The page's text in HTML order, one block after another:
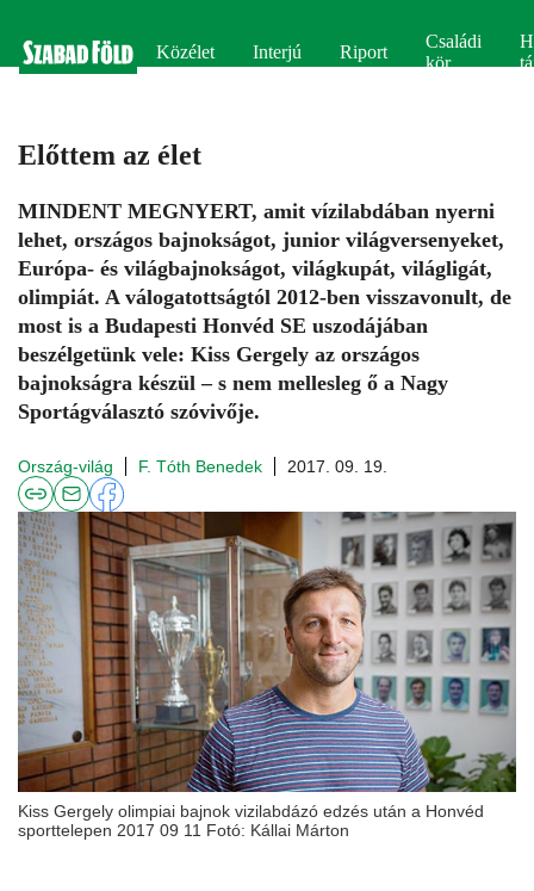
Közélet Interjú Riport
Családi
kör
Előttem az élet
MINDENT MEGNYERT, amit vízilabdában nyerni
lehet, országos bajnokságot, junior világversenyeket,
Európa- és világbajnokságot, világkupát, világligát,
olimpiát. A válogatottságtól 2012-ben visszavonult, de
most is a Budapesti Honvéd SE uszodájában
beszélgetünk vele: Kiss Gergely az országos
bajnokságra készül – s nem mellesleg ő a Nagy
Sportágválasztó szóvivője.
Ország-világ F. Tóth Benedek 2017. 09. 19.
Kiss Gergely olimpiai bajnok vizilabdázó edzés után a Honvéd
sporttelepen 2017 09 11 Fotó: Kállai Márton